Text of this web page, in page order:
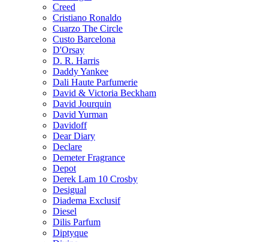
Creed
Cristiano Ronaldo
Cuarzo The Circle
Custo Barcelona
D'Orsay
D. R. Harris
Daddy Yankee
Dali Haute Parfumerie
David & Victoria Beckham
David Jourquin
David Yurman
Davidoff
Dear Diary
Declare
Demeter Fragrance
Depot
Derek Lam 10 Crosby
Desigual
Diadema Exclusif
Diesel
Dilis Parfum
Diptyque